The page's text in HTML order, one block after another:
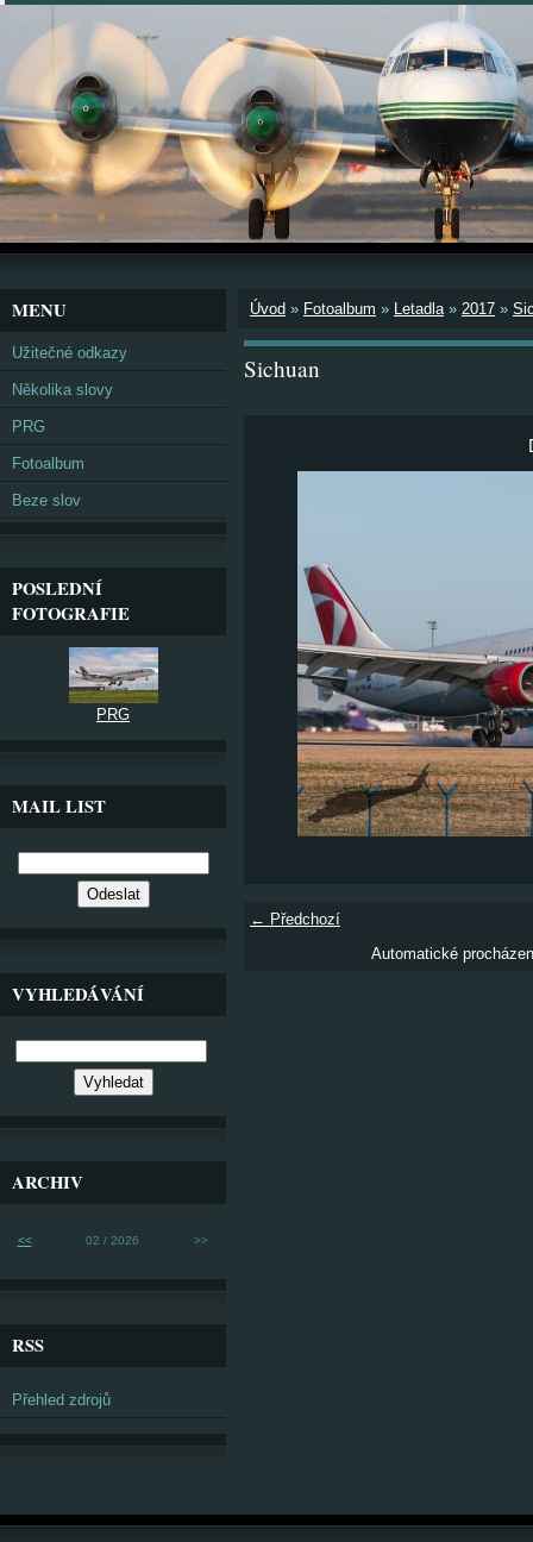
Úvod » Fotoalbum » Letadla» 2017 »
Sichuan
← Předchozí
Automatické
MENU
Užitečné odkazy
Několika slovy
PRG
Fotoalbum
Beze slov
POSLEDNÍ
FOTOGRAFIE
PRG
MAIL LIST
VYHLEDÁVÁNÍ
ARCHIV
<< 02 / 2026 >>
RSS
Přehled zdrojů